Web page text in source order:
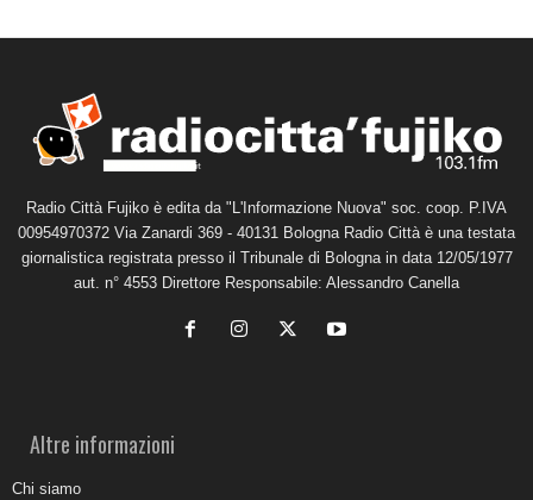
Radio Città Fujiko è edita da "L'Informazione Nuova" soc. coop. P.IVA
00954970372 Via Zanardi 369 - 40131 Bologna Radio Città è una testata
giornalistica registrata presso il Tribunale di Bologna in data 12/05/1977
aut. n° 4553 Direttore Responsabile: Alessandro Canella
Altre informazioni
Chi siamo